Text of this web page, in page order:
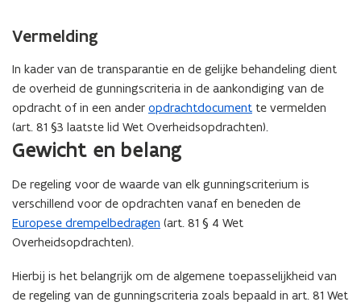
Vermelding
In kader van de transparantie en de gelijke behandeling dient
de overheid de gunningscriteria in de aankondiging van de
opdracht of in een ander opdrachtdocument te vermelden
(art. 81 §3 laatste lid Wet Overheidsopdrachten).
Gewicht en belang
De regeling voor de waarde van elk gunningscriterium is
verschillend voor de opdrachten vanaf en beneden de
Europese drempelbedragen (art. 81 § 4 Wet
Overheidsopdrachten).
Hierbij is het belangrijk om de algemene toepasselijkheid van
de regeling van de gunningscriteria zoals bepaald in art. 81 Wet